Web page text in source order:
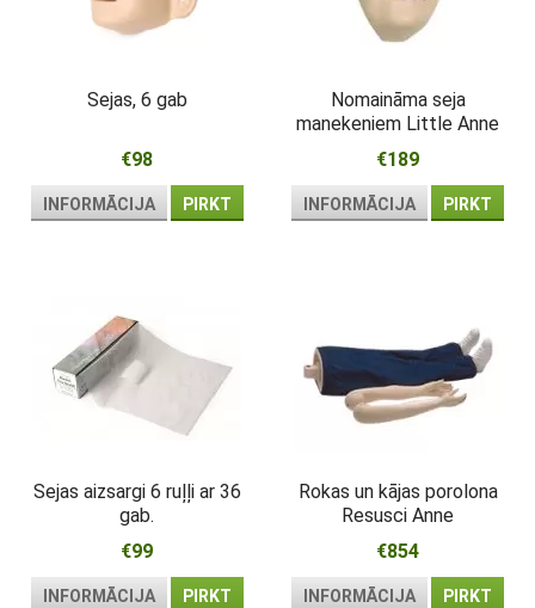
Sejas, 6 gab
€98
INFORMĀCIJA PIRKT
Nomaināma seja
manekeniem Little Anne
un Resusci Anne
€189
INFORMĀCIJA PIRKT
Sejas aizsargi 6 ruļļi ar 36
gab.
€99
INFORMĀCIJA PIRKT
Rokas un kājas porolona
Resusci Anne
€854
INFORMĀCIJA PIRKT